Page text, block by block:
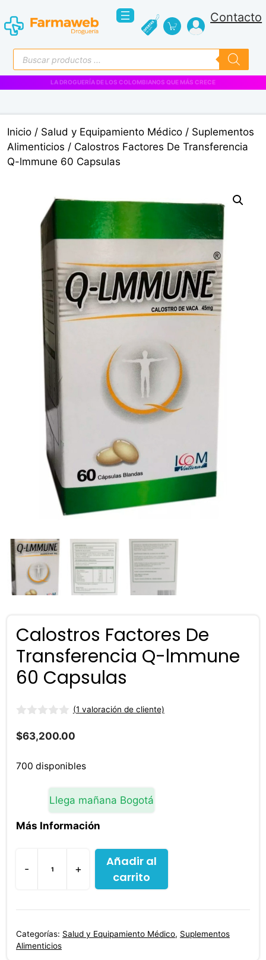
al
contenido
Contacto
Búsqueda
de
productos
VENTAS EMPRESARIALES
Inicio / Salud y Equipamiento Médico / Suplementos
Alimenticios / Calostros Factores De Transferencia
Q-lmmune 60 Capsulas
Calostros Factores De
Transferencia Q-lmmune
60 Capsulas
d
e
(1 valoración de cliente)
$63,200.00
700 disponibles
Llega mañana Bogotá
Más Información
-
Calostros
Factores
De
Q-
+
Añadir al
carrito
Categorías: Salud y Equipamiento Médico, Suplementos
Alimenticios